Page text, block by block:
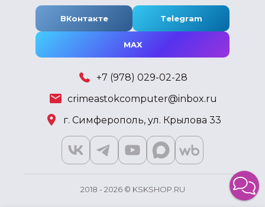
ВКонтакте Telegram
MAX
+7 (978) 029-02-28
crimeastokcomputer@inbox.ru
г. Симферополь, ул. Крылова 33
2018 - 2026 © KSKSHOP.RU